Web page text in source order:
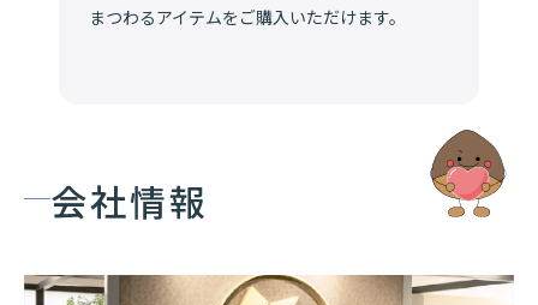
まつわるアイテムをご購入いただけます。
会社情報